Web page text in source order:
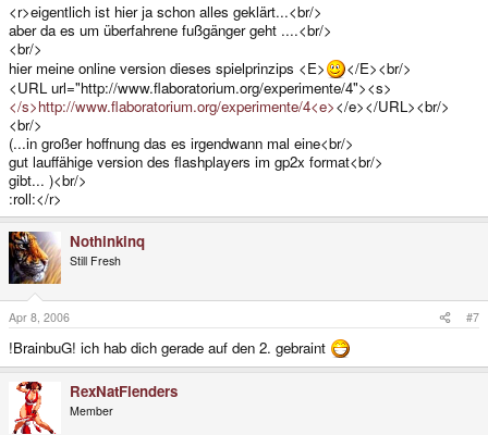
<r>eigentlich ist hier ja schon alles geklärt...<br/>
aber da es um überfahrene fußgänger geht ....<br/>
<br/>
hier meine online version dieses spielprinzips <E>
</E><br/>
<URL url="http://www.flaboratorium.org/experimente/4"><s>
</s>http://www.flaboratorium.org/experimente/4<e></e></URL><br/>
<br/>
(...in großer hoffnung das es irgendwann mal eine<br/>
gut lauffähige version des flashplayers im gp2x format<br/>
gibt... )<br/>
:roll:</r>
Nothinkinq
Still Fresh
Apr 8, 2006 #7
!BrainbuG! ich hab dich gerade auf den 2. gebraint
RexNatFlenders
Member